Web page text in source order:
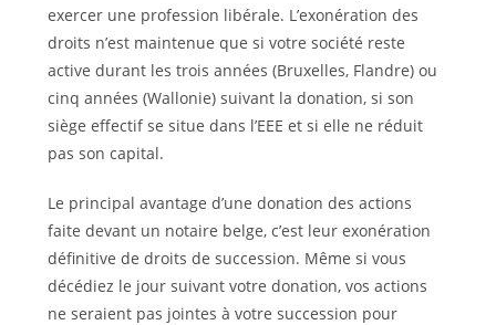
exercer une profession libérale. L’exonération des
droits n’est maintenue que si votre société reste
active durant les trois années (Bruxelles, Flandre) ou
cinq années (Wallonie) suivant la donation, si son
siège effectif se situe dans l’EEE et si elle ne réduit
pas son capital.
Le principal avantage d’une donation des actions
faite devant un notaire belge, c’est leur exonération
définitive de droits de succession. Même si vous
décédiez le jour suivant votre donation, vos actions
ne seraient pas jointes à votre succession pour